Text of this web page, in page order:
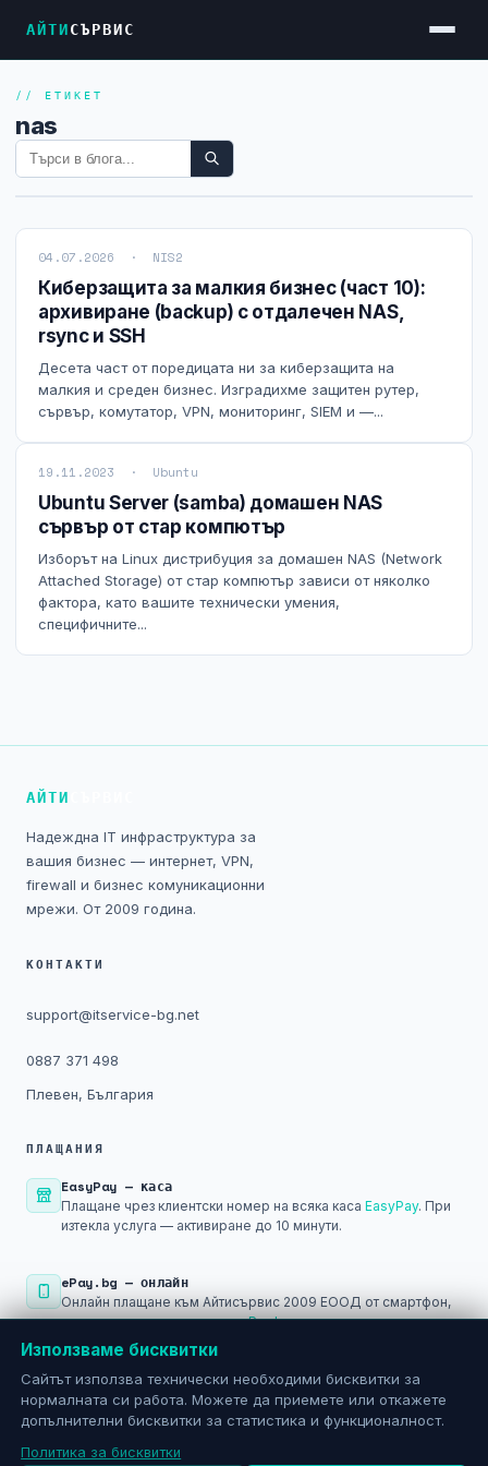
Използваме бисквитки
Сайтът използва технически необходими бисквитки за
нормалната си работа. Можете да приемете или откажете
допълнителни бисквитки за статистика и функционалност.
Политика за бисквитки
АЙТИСЪРВИС
Услуги
Достъп до Интернет
Видеонаблюдение
Firewall и VPN
Колокация на сървъри
Абонаментна IT поддръжка
NIS2
Технически изисквания
Общи условия
Блог
// ЕТИКЕТ
nas
04.07.2026 · NIS2
Киберзащита за малкия бизнес (част 10):
архивиране (backup) с отдалечен NAS,
rsync и SSH
Десета част от поредицата ни за киберзащита на
малкия и среден бизнес. Изградихме защитен рутер,
сървър, комутатор, VPN, мониторинг, SIEM и —...
19.11.2023 · Ubuntu
Ubuntu Server (samba) домашен NAS
сървър от стар компютър
Изборът на Linux дистрибуция за домашен NAS (Network
Attached Storage) от стар компютър зависи от няколко
фактора, като вашите технически умения,
специфичните...
АЙТИ
Надеждна IT инфраструктура за
вашия бизнес — интернет, VPN,
firewall и бизнес комуникационни
мрежи. От 2009 година.
КОНТАКТИ
support@itservice-bg.net
0887 371 498
Плевен, България
ПЛАЩАНИЯ
EasyPay — каса
Плащане чрез клиентски номер на всяка каса EasyPay. При
изтекла услуга — активиране до 10 минути.
ePay.bg — онлайн
Онлайн плащане към Айтисървис 2009 ЕООД от смартфон,
лаптоп или компютър чрезePay.bg.
Банков превод
Само срещу фактура по имейл. Общинска банка АД — IBAN:
BG29SOMB91301045793501